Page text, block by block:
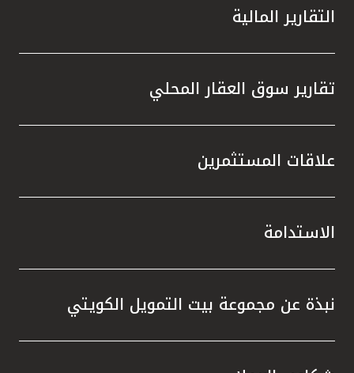
التقارير المالية
تقارير سوق العقار المحلي
علاقات المستثمرين
الاستدامة
نبذة عن مجموعة بيت التمويل الكويتي